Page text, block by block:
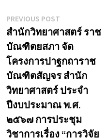
Post
navigation
PREVIOUS POSTPrevious
post:
สำนักวิทยาศาสตร์ ราช
บัณฑิตยสภา จัด
โครงการปาฐกถาราช
บัณฑิตสัญจร สำนัก
วิทยาศาสตร์ ประจำ
ปีงบประมาณ พ.ศ.
๒๕๖๗ การประชุม
วิชาการเรื่อง “การวิจัย